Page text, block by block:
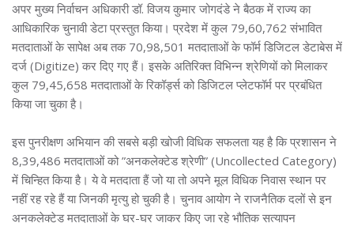
अपर मुख्य निर्वाचन अधिकारी डॉ. विजय कुमार जोगदंडे ने बैठक में राज्य का
आधिकारिक चुनावी डेटा प्रस्तुत किया। प्रदेश में कुल 79,60,762 संभावित
मतदाताओं के सापेक्ष अब तक 70,98,501 मतदाताओं के फॉर्म डिजिटल डेटाबेस में
दर्ज (Digitize) कर दिए गए हैं। इसके अतिरिक्त विभिन्न श्रेणियों को मिलाकर
कुल 79,45,658 मतदाताओं के रिकॉर्ड्स को डिजिटल प्लेटफॉर्म पर प्रबंधित
किया जा चुका है।
इस पुनरीक्षण अभियान की सबसे बड़ी खोजी विधिक सफलता यह है कि प्रशासन ने
8,39,486 मतदाताओं को ”अनकलेक्टेड श्रेणी” (Uncollected Category)
में चिन्हित किया है। ये वे मतदाता हैं जो या तो अपने मूल विधिक निवास स्थान पर
नहीं रह रहे हैं या जिनकी मृत्यु हो चुकी है। चुनाव आयोग ने राजनैतिक दलों से इन
अनकलेक्टेड मतदाताओं के घर-घर जाकर किए जा रहे भौतिक सत्यापन